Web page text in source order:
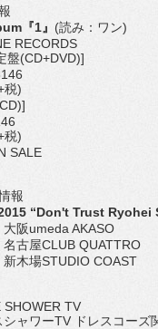
『1』 (読み：ワン)
RECORDS
盤(CD+DVD)]
税)
税)
SALE
報
“Don't Trust Ryohei
阪umeda AKASO
古屋CLUB QUATTRO
新木場STUDIO COAST
SHOWER TV
シャワーTV ドレスコーズ